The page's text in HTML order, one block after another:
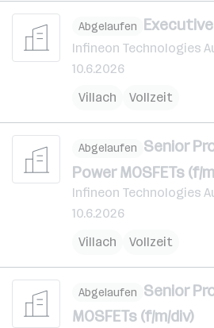
Abgelaufen
Infineon Technologies
10.6.2026
Villach
Vollzeit
Abgelaufen Senior
Power MOSFETs (f/
Infineon Technologies
10.6.2026
Villach
Vollzeit
Abgelaufen Senior
MOSFETs (f/m/div)